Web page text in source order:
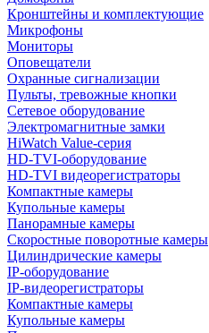
Кронштейны и комплектующие
Микрофоны
Мониторы
Оповещатели
Охранные сигнализации
Пульты, тревожные кнопки
Сетевое оборудование
Электромагнитные замки
HiWatch Value-серия
HD-TVI-оборудование
HD-TVI видеорегистраторы
Компактные камеры
Купольные камеры
Панорамные камеры
Скоростные поворотные камеры
Цилиндрические камеры
IP-оборудование
IP-видеорегистраторы
Компактные камеры
Купольные камеры